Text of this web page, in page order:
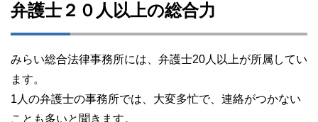
弁護士２０人以上の総合力
みらい総合法律事務所には、弁護士20人以上が所属してい
ます。
1人の弁護士の事務所では、大変多忙で、連絡がつかない
ことも多いと聞きます。